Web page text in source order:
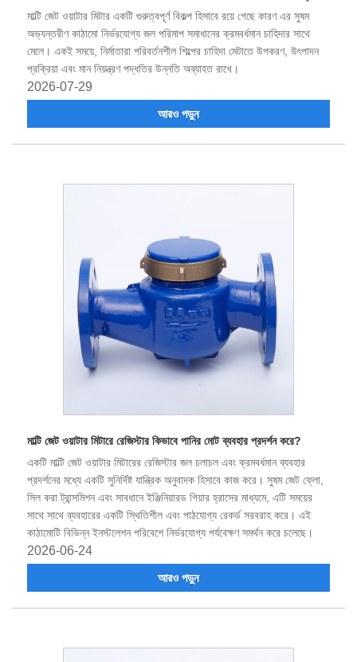
মাল্টি জেট ওয়াটার মিটার একটি গুরুত্বপূর্ণ বিকল্প হিসাবে রয়ে গেছে কারণ এর সুষম
অভ্যন্তরীণ কাঠামো নির্ভরযোগ্য জল পরিমাপ সমাধানের ক্রমবর্ধমান চাহিদার সাথে
মেলে। একই সময়ে, নির্মাতারা পরিবর্তনশীল শিল্পের চাহিদা মেটাতে উপকরণ, উৎপাদন
প্রক্রিয়া এবং মান নিয়ন্ত্রণ পদ্ধতির উন্নতি অব্যাহত রাখে।
2026-07-29
আরও পড়ুন
মাল্টি জেট ওয়াটার মিটারে রেজিস্টার কিভাবে পানির মোট ব্যবহার প্রদর্শন করে?
একটি মাল্টি জেট ওয়াটার মিটারের রেজিস্টার জল চলাচল এবং ক্রমবর্ধমান ব্যবহার
প্রদর্শনের মধ্যে একটি সুনির্দিষ্ট যান্ত্রিক অনুবাদক হিসাবে কাজ করে। সুষম জেট ফ্লো,
সিল করা ট্রান্সমিশন এবং সাবধানে ইঞ্জিনিয়ারড গিয়ার হ্রাসের মাধ্যমে, এটি সময়ের
সাথে সাথে ব্যবহারের একটি স্থিতিশীল এবং পাঠযোগ্য রেকর্ড সরবরাহ করে। এই
কাঠামোটি বিভিন্ন ইনস্টলেশন পরিবেশে নির্ভরযোগ্য পর্যবেক্ষণ সমর্থন করে চলেছে।
2026-06-24
আরও পড়ুন